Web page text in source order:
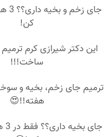
کن!
این دکتر شیرازی کرم ترمیم
ساخت!!!
هفته!!😍